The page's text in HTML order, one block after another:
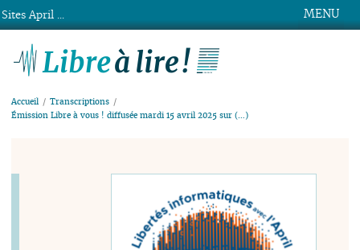
MENU
Accueil
Transcriptions
Émission Libre à vous ! diffusée mardi 15 avril 2025 sur (…)
Sites April ...